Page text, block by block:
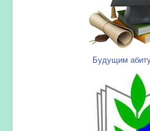
Будущим